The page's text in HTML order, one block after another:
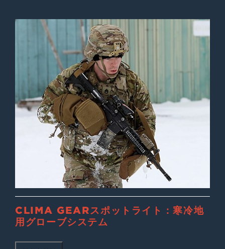
CLIMA GEARスポットライト：寒冷地
用グローブシステム